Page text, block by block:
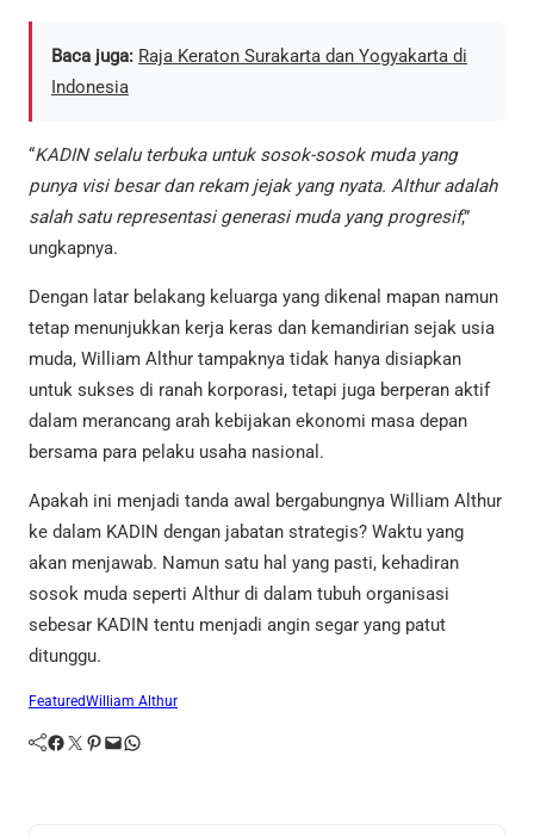
Baca juga: Raja Keraton Surakarta dan Yogyakarta di
Indonesia
“KADIN selalu terbuka untuk sosok-sosok muda yang
punya visi besar dan rekam jejak yang nyata. Althur adalah
salah satu representasi generasi muda yang progresif,”
ungkapnya.
Dengan latar belakang keluarga yang dikenal mapan namun
tetap menunjukkan kerja keras dan kemandirian sejak usia
muda, William Althur tampaknya tidak hanya disiapkan
untuk sukses di ranah korporasi, tetapi juga berperan aktif
dalam merancang arah kebijakan ekonomi masa depan
bersama para pelaku usaha nasional.
Apakah ini menjadi tanda awal bergabungnya William Althur
ke dalam KADIN dengan jabatan strategis? Waktu yang
akan menjawab. Namun satu hal yang pasti, kehadiran
sosok muda seperti Althur di dalam tubuh organisasi
sebesar KADIN tentu menjadi angin segar yang patut
ditunggu.
FeaturedWilliam Althur
Facebook Twitter Pinterest Mail WhatsApp